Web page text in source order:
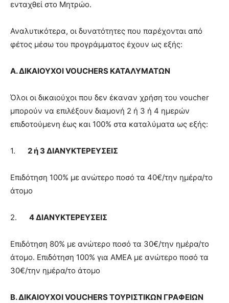
ενταχθεί στο Μητρώο.
Αναλυτικότερα, οι δυνατότητες που παρέχονται από
φέτος μέσω του προγράμματος έχουν ως εξής:
Α. ΔΙΚΑΙΟΥΧΟΙ VOUCHERS ΚΑΤΑΛΥΜΑΤΩΝ
Όλοι οι δικαιούχοι που δεν έκαναν χρήση του voucher
μπορούν να επιλέξουν διαμονή 2 ή 3 ή 4 ημερών
επιδοτούμενη έως και 100% στα καταλύματα ως εξής:
1. 2 ή 3 ΔΙΑΝΥΚΤΕΡΕΥΣΕΙΣ
Επιδότηση 100% με ανώτερο ποσό τα 40€/την ημέρα/το
άτομο
2. 4 ΔΙΑΝΥΚΤΕΡΕΥΣΕΙΣ
Επιδότηση 80% με ανώτερο ποσό τα 30€/την ημέρα/το
άτομο. Επιδότηση 100% για ΑΜΕΑ με ανώτερο ποσό τα
30€/την ημέρα/το άτομο
Β. ΔΙΚΑΙΟΥΧΟΙ VOUCHERS TOYΡΙΣΤΙΚΩΝ ΓΡΑΦΕΙΩΝ